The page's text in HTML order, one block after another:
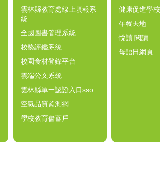
雲林縣教育處線上填報系
統
全國圖書管理系統
校務評鑑系統
校園食材登錄平台
雲端公文系統
雲林縣單一認證入口sso
空氣品質監測網
學校教育儲蓄戶
健康促進學校
午餐天地
悅讀 閱讀
母語日網頁